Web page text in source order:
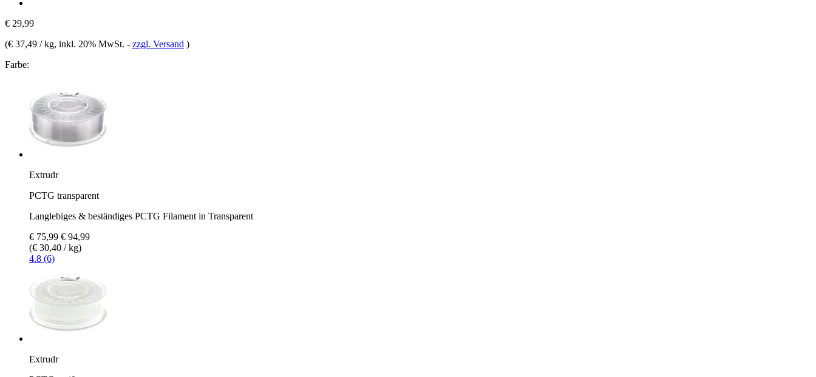
€ 29,99
(€ 37,49 / kg, inkl. 20% MwSt. - zzgl. Versand )
Farbe:
Extrudr
PCTG transparent
Langlebiges & beständiges PCTG Filament in Transparent
€ 75,99 € 94,99
(€ 30,40 / kg)
4.8 (6)
Extrudr